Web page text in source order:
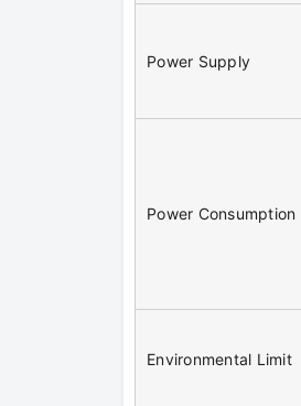
Power Supply
Power Consumption
Environmental Limit